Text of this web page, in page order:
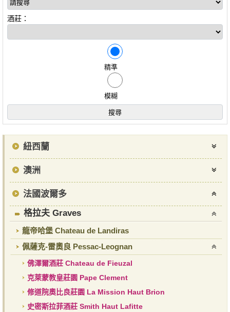
酒莊：
精準
模糊
紐西蘭
澳洲
法國波爾多
格拉夫 Graves
龍帝哈堡 Chateau de Landiras
佩薩克-雷奧良 Pessac-Leognan
佛澤爾酒莊 Chateau de Fieuzal
克萊蒙教皇莊園 Pape Clement
修道院奧比良莊園 La Mission Haut Brion
史密斯拉菲酒莊 Smith Haut Lafitte